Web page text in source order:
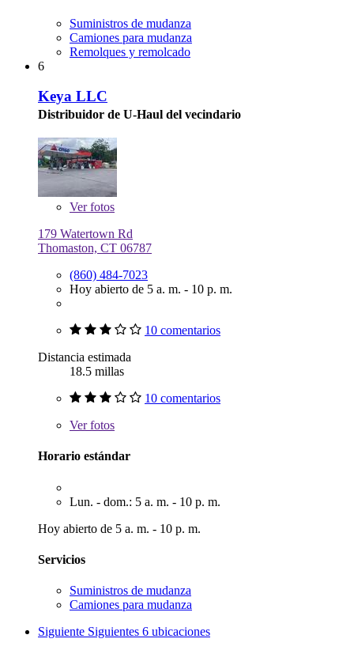
Suministros de mudanza
Camiones para mudanza
Remolques y remolcado
6
Keya LLC
Distribuidor de U-Haul del vecindario
Verfotos
179 Watertown Rd
Thomaston, CT 06787
(860) 484-7023
Hoy abierto de 5 a. m. - 10 p. m.
10 comentarios
Distancia estimada
18.5 millas
10 comentarios
Verfotos
Horario estándar
Lun. - dom.: 5 a. m. - 10 p. m.
Hoy abierto de 5 a. m. - 10 p. m.
Servicios
Suministros de mudanza
Camiones para mudanza
Siguiente Siguientes 6 ubicaciones